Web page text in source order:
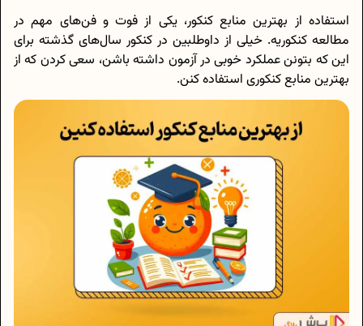
استفاده از بهترین منابع کنکور، یکی از فوت و فن‌های مهم در
مطالعه کنکوریه. خیلی از داوطلبین در کنکور سال‌های گذشته برای
این که بتونن عملکرد خوبی در آزمون داشته باشن، سعی کردن که از
بهترین منابع کنکوری استفاده کنن.